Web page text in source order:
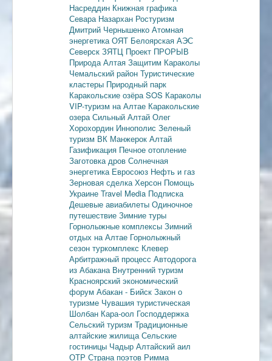
Насреддин Книжная графика
Севара Назархан Ростуризм
Дмитрий Чернышенко Атомная
энергетикаОЯТ Белоярская АЭС
Северск ЗЯТЦ Проект ПРОРЫВ
Природа Алтая Защитим Караколы
Чемальский район Туристические
кластеры Природный парк
Каракольские озёраSOS Караколы
VIP-туризм на Алтае Каракольские
озераСильный Алтай Олег
Хорохордин Иннополис Зеленый
туризм ВК Манжерок Алтай
Газификация Печное отопление
Заготовка дров Солнечная
энергетика Евросоюз Нефть и газ
Зерновая сделкаХерсон Помощь
Украине Travel Media Подписка
Дешевые авиабилеты Одиночное
путешествие Зимние туры
Горнолыжные комплексы Зимний
отдых на Алтае Горнолыжный
сезон туркомплекс Клевер
Арбитражный процесс Автодорога
из Абакана Внутренний туризм
Красноярский экономический
форум Абакан - Бийск Закон о
туризме Чувашия туристическая
Шолбан Кара-оол Господдержка
Сельский туризм Традиционные
алтайские жилищаСельские
гостиницы Чадыр Алтайский аил
ОТР Страна поэтов Римма